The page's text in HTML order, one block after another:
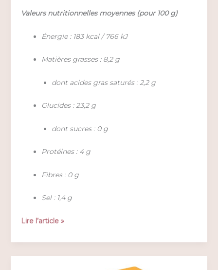
Valeurs nutritionnelles moyennes (pour 100 g)
Énergie : 183 kcal / 766 kJ
Matières grasses : 8,2 g
dont acides gras saturés : 2,2 g
Glucides : 23,2 g
dont sucres : 0 g
Protéines : 4 g
Fibres : 0 g
Sel : 1,4 g
BLISS
–
Lire l’article »